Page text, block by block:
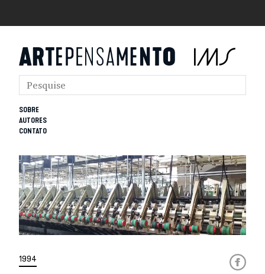
SOBRE
AUTORES
CONTATO
1994